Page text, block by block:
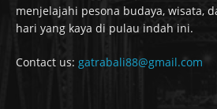
menjelajahi pesona budaya, wisata,
hari yang kaya di pulau indah ini.
Contact us: gatrabali88@gmail.com